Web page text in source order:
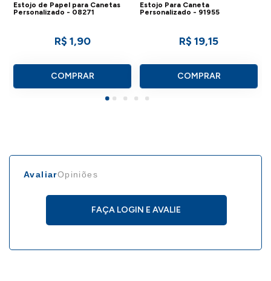
Estojo de Papel para Canetas
Personalizado - 08271
R$ 1,90
COMPRAR
Estojo Para Caneta
Personalizado - 91955
R$ 19,15
COMPRAR
AvaliarOpiniões
FAÇA LOGIN E AVALIE